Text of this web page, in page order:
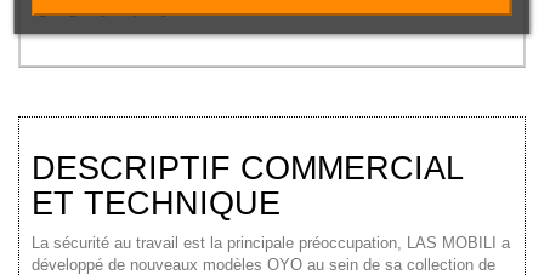
1 2 3 4 5
DESCRIPTIF COMMERCIAL
ET TECHNIQUE
La sécurité au travail est la principale préoccupation, LAS MOBILI a
développé de nouveaux modèles OYO au sein de sa collection de